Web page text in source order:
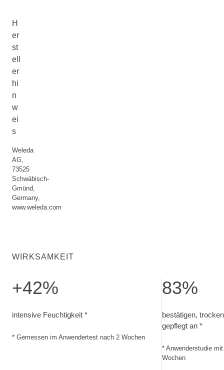
H
er
st
ell
er
hi
n
w
ei
s
Weleda
AG,
73525
Schwäbisch-
Gmünd,
Germany,
www.weleda.com
WIRKSAMKEIT
+42%
intensive Feuchtigkeit *
* Gemessen im Anwendertest nach 2 Wochen
83%
bestätigen,
gepflegt an *
* Anwenderstudie
Wochen